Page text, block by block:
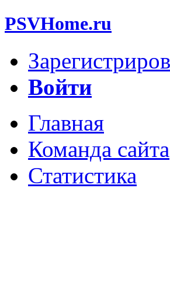
PSVHome.ru
Войти
Главная
Команда сайта
Статистика